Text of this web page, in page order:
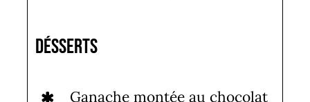
Désserts
Ganache montée au chocolat